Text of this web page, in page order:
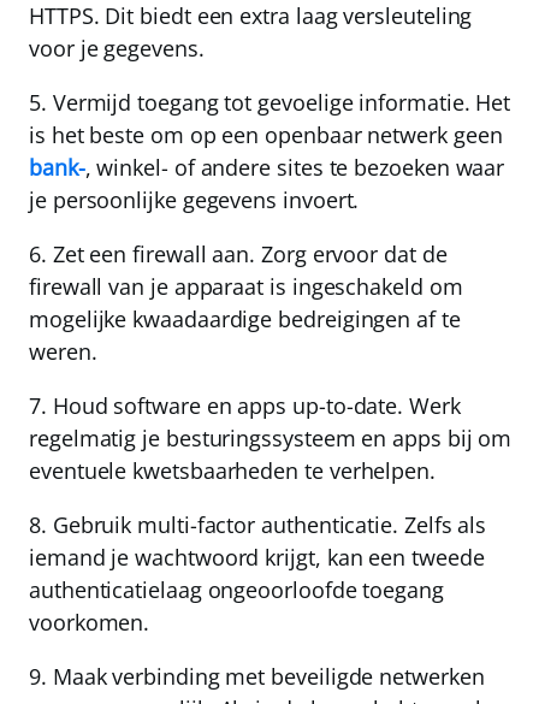
HTTPS. Dit biedt een extra laag versleuteling
voor je gegevens.
5. Vermijd toegang tot gevoelige informatie. Het
is het beste om op een openbaar netwerk geen
bank-, winkel- of andere sites te bezoeken waar
je persoonlijke gegevens invoert.
6. Zet een firewall aan. Zorg ervoor dat de
firewall van je apparaat is ingeschakeld om
mogelijke kwaadaardige bedreigingen af te
weren.
7. Houd software en apps up-to-date. Werk
regelmatig je besturingssysteem en apps bij om
eventuele kwetsbaarheden te verhelpen.
8. Gebruik multi-factor authenticatie. Zelfs als
iemand je wachtwoord krijgt, kan een tweede
authenticatielaag ongeoorloofde toegang
voorkomen.
9. Maak verbinding met beveiligde netwerken